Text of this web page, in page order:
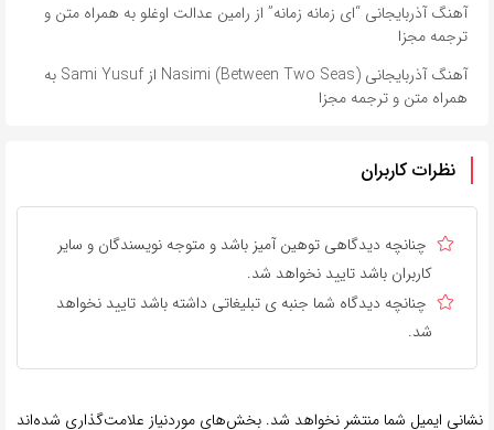
آهنگ آذربایجانی “ای زمانه زمانه” از رامین عدالت اوغلو به همراه متن و
ترجمه مجزا
آهنگ آذربایجانی Nasimi (Between Two Seas) از Sami Yusuf به
همراه متن و ترجمه مجزا
نظرات کاربران
چنانچه دیدگاهی توهین آمیز باشد و متوجه نویسندگان و سایر
کاربران باشد تایید نخواهد شد.
چنانچه دیدگاه شما جنبه ی تبلیغاتی داشته باشد تایید نخواهد
شد.
نشانی ایمیل شما منتشر نخواهد شد. بخش‌های موردنیاز علامت‌گذاری شده‌اند